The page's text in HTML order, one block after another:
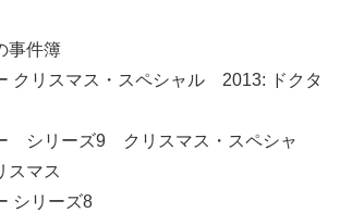
事件簿
クリスマス・スペシャル 2013: ドクタ
シリーズ9 クリスマス・スペシャ
スマス
シリーズ8